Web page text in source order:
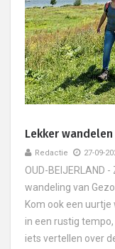
Lekker
Redactie 27-09-
OUD-BEIJERLAND
wandeling van
Kom ook een
in een rustig
iets vertellen over